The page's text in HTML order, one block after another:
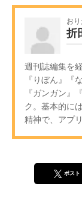
お
折
週刊誌編集を
『りぼん』『
『ガンガン』
ク。基本的に
精神で、アプ
ポスト